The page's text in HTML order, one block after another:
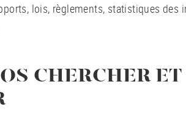
lois, règlements, statistiques des
CHERCHER ET